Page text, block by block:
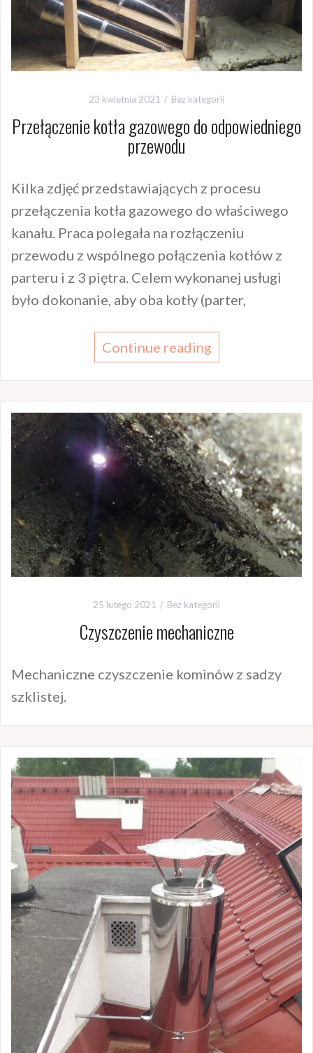
23 kwietnia 2021 Bez kategorii
Przełączenie kotła gazowego do odpowiedniego
przewodu
Kilka zdjęć przedstawiających z procesu
przełączenia kotła gazowego do właściwego
kanału. Praca polegała na rozłączeniu
przewodu z wspólnego połączenia kotłów z
parteru i z 3 piętra. Celem wykonanej usługi
było dokonanie, aby oba kotły (parter,
Continue reading
25 lutego 2021 Bez kategorii
Czyszczenie mechaniczne
Mechaniczne czyszczenie kominów z sadzy
szklistej.